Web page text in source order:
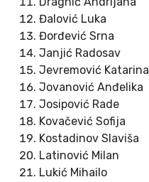
Đalović Luka
Đorđević Srna
Janjić Radosav
Jevremović Katarina
Jovanović Anđelika
Josipović Rade
Kovačević Sofija
Kostadinov Slaviša
Latinović Milan
Lukić Mihailo